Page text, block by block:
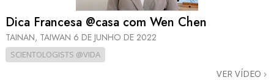
Dica Francesa @casa com Wen Chen
TAINAN, TAIWAN 6 DE JUNHO DE 2022
SCIENTOLOGISTS @VIDA
VER VÍDEO